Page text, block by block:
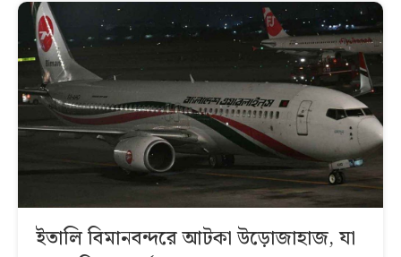
ইতালি বিমানবন্দরে আটকা উড়োজাহাজ, যা